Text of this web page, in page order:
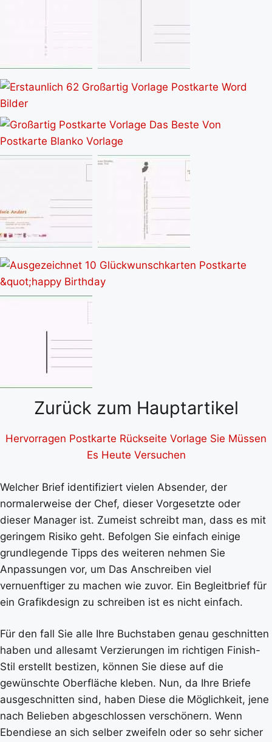
Zurück zum Hauptartikel
Hervorragen Postkarte Rückseite Vorlage Sie Müssen
Es Heute Versuchen
Welcher Brief identifiziert vielen Absender, der
normalerweise der Chef, dieser Vorgesetzte oder
dieser Manager ist. Zumeist schreibt man, dass es mit
geringem Risiko geht. Befolgen Sie einfach einige
grundlegende Tipps des weiteren nehmen Sie
Anpassungen vor, um Das Anschreiben viel
vernuenftiger zu machen wie zuvor. Ein Begleitbrief für
ein Grafikdesign zu schreiben ist es nicht einfach.
Für den fall Sie alle Ihre Buchstaben genau geschnitten
haben und allesamt Verzierungen im richtigen Finish-
Stil erstellt bestizen, können Sie diese auf die
gewünschte Oberfläche kleben. Nun, da Ihre Briefe
ausgeschnitten sind, haben Diese die Möglichkeit, jene
nach Belieben abgeschlossen verschönern. Wenn
Ebendiese an sich selber zweifeln oder so sehr sicher